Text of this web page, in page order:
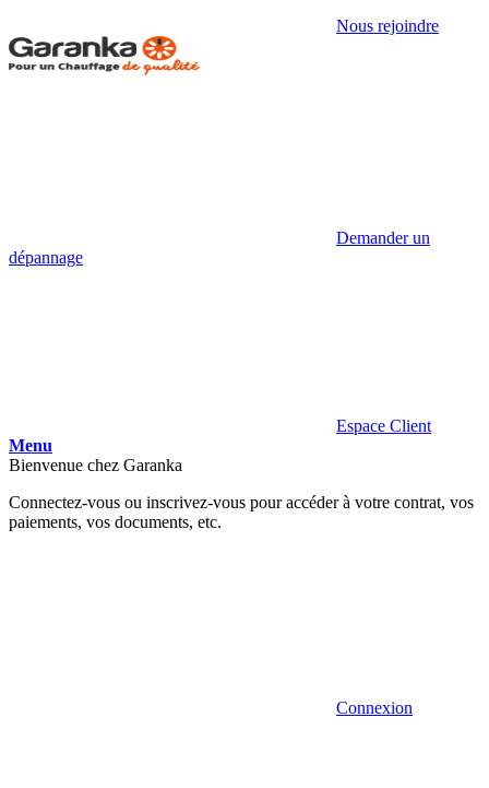
Nous rejoindre
Demander un
dépannage
Espace Client
Menu
Bienvenue chez Garanka
Connectez-vous ou inscrivez-vous pour accéder à votre contrat, vos
paiements, vos documents, etc.
Connexion